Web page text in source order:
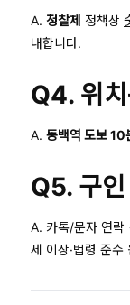
A. 정찰제 정책상
내합니다.
Q4. 위
A. 동백역 도보 10
Q5. 구
A. 카톡/문자 연
세 이상·법령 준수